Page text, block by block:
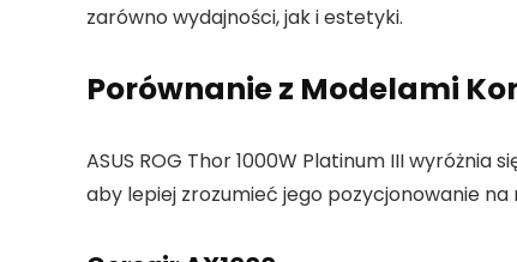
zarówno wydajności, jak i estetyki.
Porównanie z Modelami
ASUS ROG Thor 1000W Platinum III
aby lepiej zrozumieć jego pozycjonowanie na